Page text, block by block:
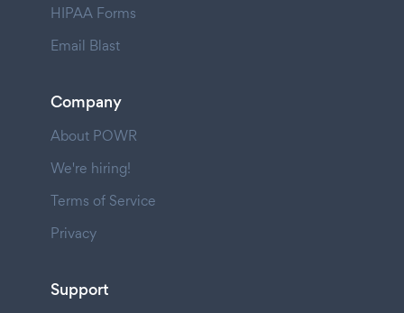
HIPAA Forms
Email Blast
Company
About POWR
We're hiring!
Terms of Service
Privacy
Support